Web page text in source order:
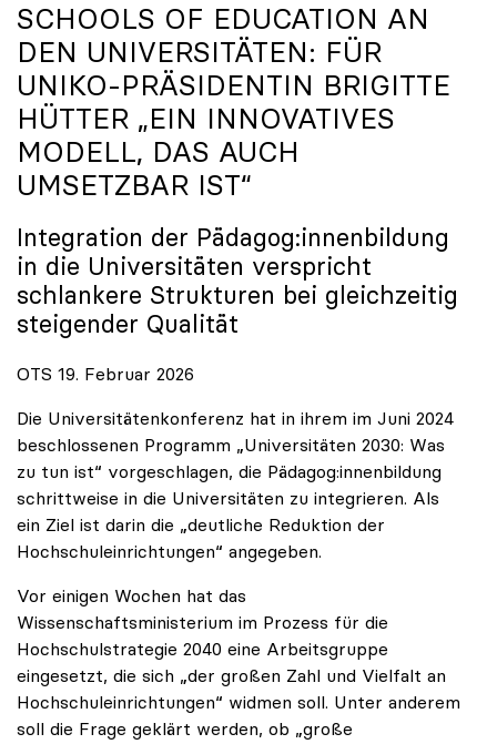
SCHOOLS OF EDUCATION AN
DEN UNIVERSITÄTEN: FÜR
UNIKO-PRÄSIDENTIN BRIGITTE
HÜTTER „EIN INNOVATIVES
MODELL, DAS AUCH
UMSETZBAR IST“
Integration der Pädagog:innenbildung
in die Universitäten verspricht
schlankere Strukturen bei gleichzeitig
steigender Qualität
OTS 19. Februar 2026
Die Universitätenkonferenz hat in ihrem im Juni 2024
beschlossenen Programm „Universitäten 2030: Was
zu tun ist“ vorgeschlagen, die Pädagog:innenbildung
schrittweise in die Universitäten zu integrieren. Als
ein Ziel ist darin die „deutliche Reduktion der
Hochschuleinrichtungen“ angegeben.
Vor einigen Wochen hat das
Wissenschaftsministerium im Prozess für die
Hochschulstrategie 2040 eine Arbeitsgruppe
eingesetzt, die sich „der großen Zahl und Vielfalt an
Hochschuleinrichtungen“ widmen soll. Unter anderem
soll die Frage geklärt werden, ob „große